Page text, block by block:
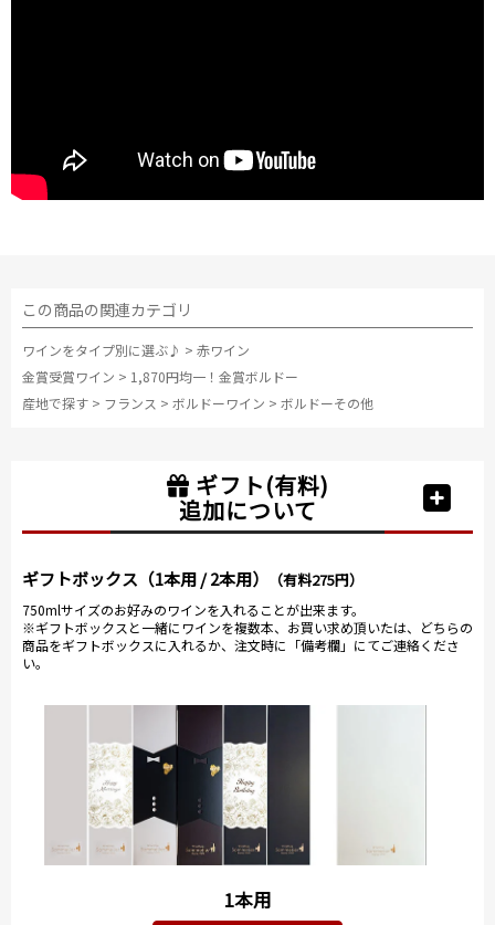
この商品の関連カテゴリ
ワインをタイプ別に選ぶ♪ > 赤ワイン
金賞受賞ワイン > 1,870円均一！金賞ボルドー
産地で探す > フランス > ボルドーワイン > ボルドーその他
ギフト(有料)
追加について
ギフトボックス（1本用 / 2本用） （有料275円）
750mlサイズのお好みのワインを入れることが出来ます。
※ギフトボックスと一緒にワインを複数本、お買い求め頂いたは、どちらの
商品をギフトボックスに入れるか、注文時に「備考欄」にてご連絡くださ
い。
1本用